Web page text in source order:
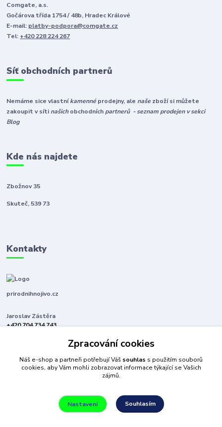
Comgate, a.s.
Gočárova třída 1754 / 48b, Hradec Králové
E-mail: platby-podpora@comgate.cz
Tel: +420 228 224 267
Síť obchodních partnerů
Nemáme sice vlastníkamennéprodejny, ale naše zboží si můžete
zakoupit v síti našichobchodních partnerů - seznam prodejen v sekci
Blog
Kde nás najdete
Zbožnov 35
Skuteč, 539 73
Kontakty
prirodnihnojivo.cz
Jaroslav Zástěra
+420 704 734 743
Zpracování cookies
Náš e-shop a partneři potřebují Váš souhlas s použitím souborů
cookies, aby Vám mohli zobrazovat informace týkající se Vašich
zájmů.
Nastavení Souhlasím